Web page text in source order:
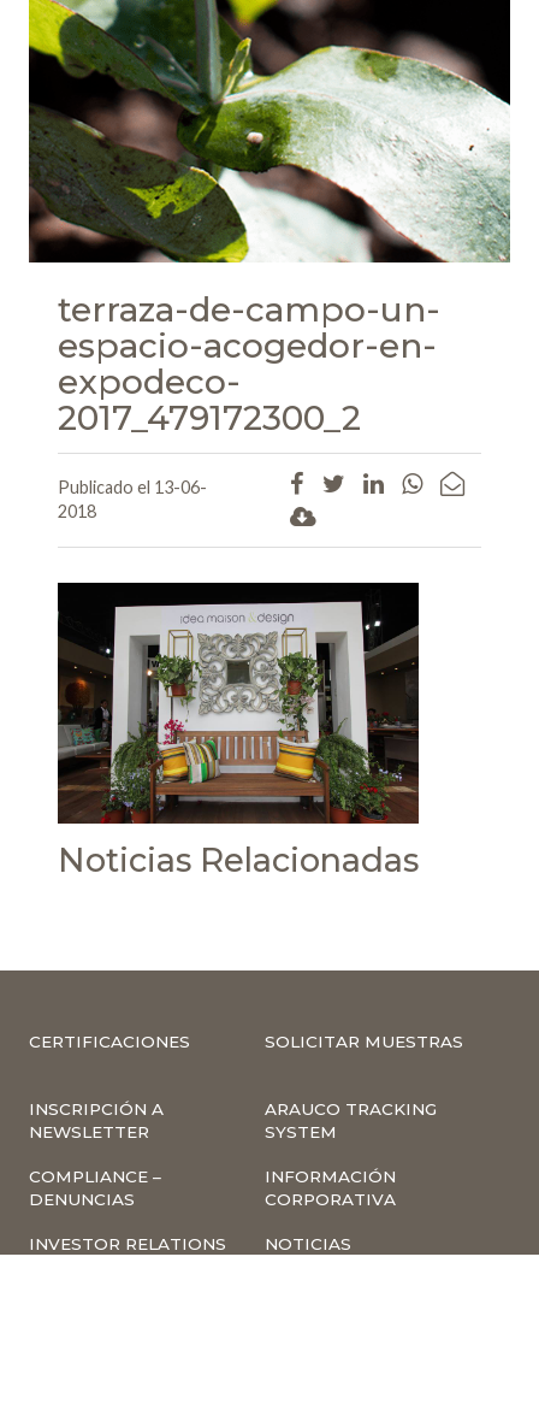
terraza-de-campo-un-
espacio-acogedor-en-
expodeco-
2017_479172300_2
Publicado el 13-06-
2018
Noticias Relacionadas
CERTIFICACIONES SOLICITAR MUESTRAS
INSCRIPCIÓN A
NEWSLETTER
ARAUCO TRACKING
SYSTEM
COMPLIANCE –
DENUNCIAS
INFORMACIÓN
CORPORATIVA
INVESTOR RELATIONS NOTICIAS